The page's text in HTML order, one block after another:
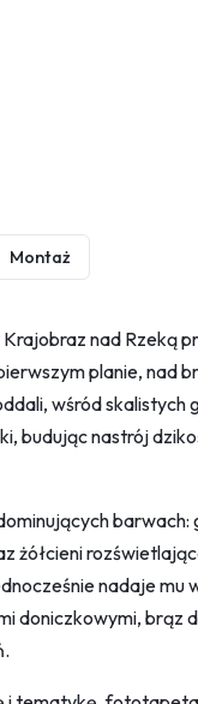
Montaż
nad Rzeką
planie, nad
wśród skalistych
budując nastrój
barwach:
żółcieni
nadaje mu
doniczkowymi, brąz